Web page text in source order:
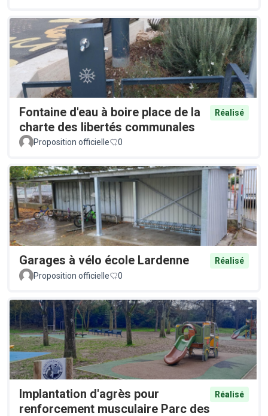
Fontaine d'eau à boire place de la
charte des libertés communales
Réalisé
Proposition officielle 0
Garages à vélo école Lardenne
Réalisé
Proposition officielle
0
Implantation d'agrès pour
renforcement musculaire Parc des
Réalisé